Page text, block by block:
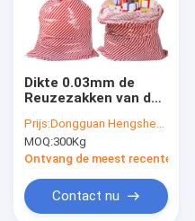
Dikte 0.03mm de
Reuzezakken van de
ontruimt LDPE Film
Prijs:Dongguan Hengsheng Polybag
MOQ:300Kg
Ontvang de meest recente
Contact nu